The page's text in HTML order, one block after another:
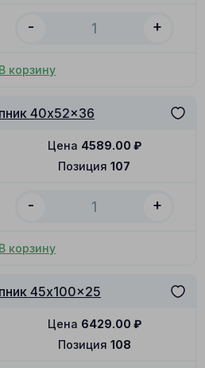
- +
В корзину
40x52x36
Позиция 107
Цена 4589.00 ₽
- +
В корзину
45x100x25
Позиция 108
Цена 6429.00 ₽